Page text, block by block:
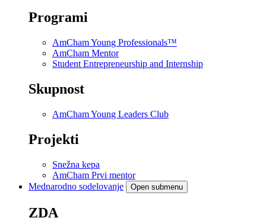
Programi
AmCham Young Professionals™
AmCham Mentor
Student Entrepreneurship and Internship
Skupnost
AmCham Young Leaders Club
Projekti
Snežna kepa
AmCham Prvi mentor
Mednarodno sodelovanje
Open submenu
ZDA